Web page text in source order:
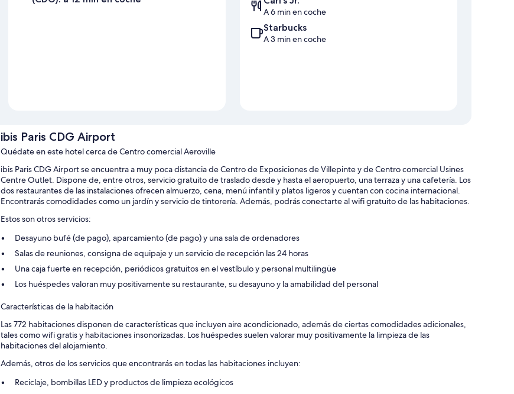
A 6 min en coche
Starbucks
A 3 min en coche
ibis Paris CDG Airport
Quédate en este hotel cerca de Centro comercial Aeroville
ibis Paris CDG Airport se encuentra a muy poca distancia de Centro de Exposiciones de Villepinte y de Centro comercial Usines
Centre Outlet. Dispone de, entre otros, servicio gratuito de traslado desde y hasta el aeropuerto, una terraza y una cafetería. Los
dos restaurantes de las instalaciones ofrecen almuerzo, cena, menú infantil y platos ligeros y cuentan con cocina internacional.
Encontrarás comodidades como un jardín y servicio de tintorería. Además, podrás conectarte al wifi gratuito de las habitaciones.
Estos son otros servicios:
Desayuno bufé (de pago), aparcamiento (de pago) y una sala de ordenadores
Salas de reuniones, consigna de equipaje y un servicio de recepción las 24 horas
Una caja fuerte en recepción, periódicos gratuitos en el vestíbulo y personal multilingüe
Los huéspedes valoran muy positivamente su restaurante, su desayuno y la amabilidad del personal
Características de la habitación
Las 772 habitaciones disponen de características que incluyen aire acondicionado, además de ciertas comodidades adicionales,
tales como wifi gratis y habitaciones insonorizadas. Los huéspedes suelen valorar muy positivamente la limpieza de las
habitaciones del alojamiento.
Además, otros de los servicios que encontrarás en todas las habitaciones incluyen:
Reciclaje, bombillas LED y productos de limpieza ecológicos